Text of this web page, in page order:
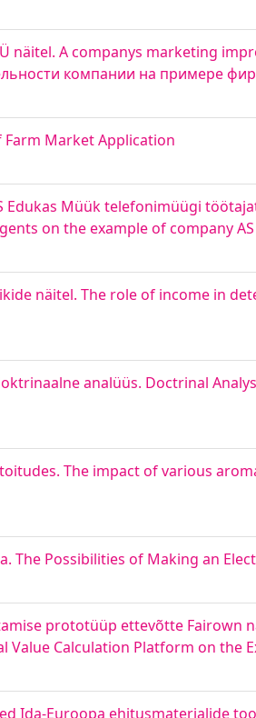
A companys marketing
компании на примере
Market Application
Müük telefonimüügi
on the example of company
näitel. The role of income in
analüüs. Doctrinal
The impact of various
The Possibilities of Making an
prototüüp ettevõtte Fairown
Calculation Platform on the
Ida-Euroopa ehitusmaterjalide